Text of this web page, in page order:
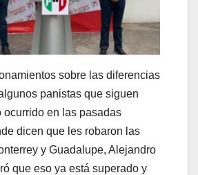
sobre las diferencias
panistas que siguen
ocurrido en las pasadas
dicen que les robaron las
y Guadalupe, Alejandro
que eso ya está superado y